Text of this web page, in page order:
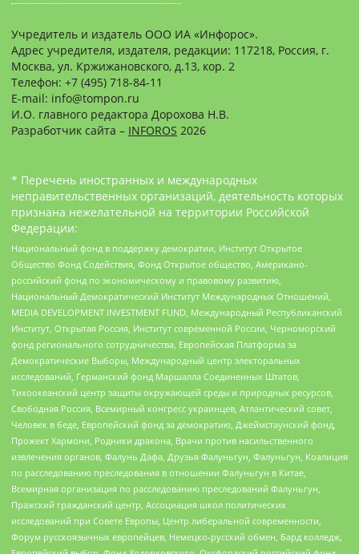
Учредитель и издатель ООО ИА «Инфорос».
Адрес учредителя, издателя, редакции: 117218, Россия, г.
Москва, ул. Кржижановского, д.13, кор. 2
Телефон: +7 (495) 718-84-11
E-mail: info@tompon.ru
И.О. главного редактора Дорохова Н.В.
Разработчик сайта – INFOROS 2026
* Перечень иностранных и международных
неправительственных организаций, деятельность которых
признана нежелательной на территории Российской
Федерации:
Национальный фонд в поддержку демократии, Институт Открытое
Общество Фонд Содействия, Фонд Открытое общество, Американо-
российский фонд по экономическому и правовому развитию,
Национальный Демократический Институт Международных Отношений,
MEDIA DEVELOPMENT INVESTMENT FUND, Международный Республиканский
Институт, Открытая Россия, Институт современной России, Черноморский
фонд регионального сотрудничества, Европейская Платформа за
Демократические Выборы, Международный центр электоральных
исследований, Германский фонд Маршалла Соединенных Штатов,
Тихоокеанский центр защиты окружающей среды и природных ресурсов,
Свободная Россия, Всемирный конгресс украинцев, Атлантический совет,
Человек в беде, Европейский фонд за демократию, Джеймстаунский фонд,
Прожект Хармони, Родники дракона, Врачи против насильственного
извлечения органов, Фалунь Дафа, Друзья Фалуньгун, Фалуньгун, Коалиция
по расследованию преследования в отношении Фалуньгун в Китае,
Всемирная организация по расследованию преследований Фалуньгун,
Пражский гражданский центр, Ассоциация школ политических
исследований при Совете Европы, Центр либеральной современности,
Форум русскоязычных европейцев, Немецко-русский обмен, Бард колледж,